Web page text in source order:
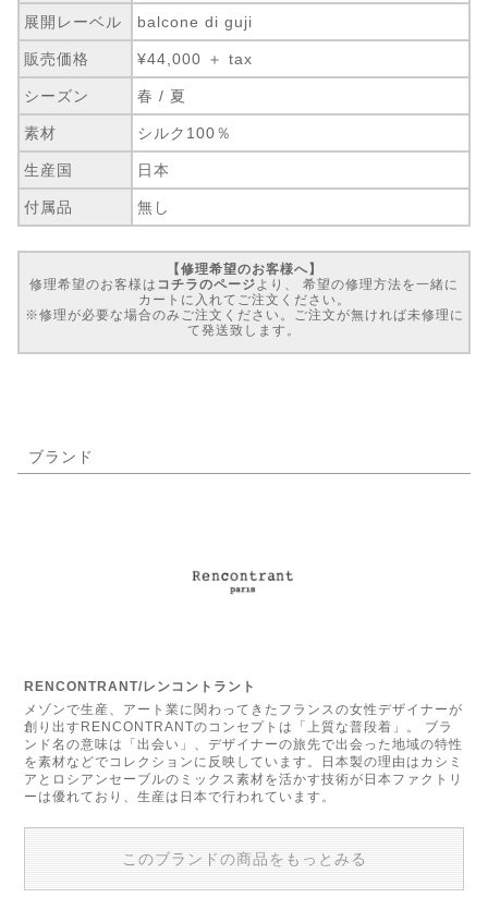
展開レーベル balcone di guji
販売価格 ¥44,000 ＋ tax
シーズン 春 / 夏
素材 シルク100％
生産国 日本
付属品 無し
【修理希望のお客様へ】
修理希望のお客様は コチラのページより、 希望の修理方法を一緒に
カートに入れてご注文ください。
※修理が必要な場合のみご注文ください。ご注文が無ければ未修理に
て発送致します。
ブランド
RENCONTRANT/レンコントラント
メゾンで生産、アート業に関わってきたフランスの女性デザイナーが
創り出すRENCONTRANTのコンセプトは「上質な普段着」。 ブラ
ンド名の意味は「出会い」、デザイナーの旅先で出会った地域の特性
を素材などでコレクションに反映しています。日本製の理由はカシミ
アとロシアンセーブルのミックス素材を活かす技術が日本ファクトリ
ーは優れており、生産は日本で行われています。
このブランドの商品をもっとみる